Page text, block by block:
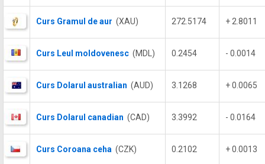
Curs Gramul de aur (XAU) 272.5174 + 2.8011
Curs Leul moldovenesc (MDL) 0.2454 - 0.0014
Curs Dolarul australian (AUD) 3.1268 + 0.0065
Curs Dolarul canadian (CAD) 3.3992 - 0.0164
Curs Coroana ceha (CZK) 0.2102 + 0.0013